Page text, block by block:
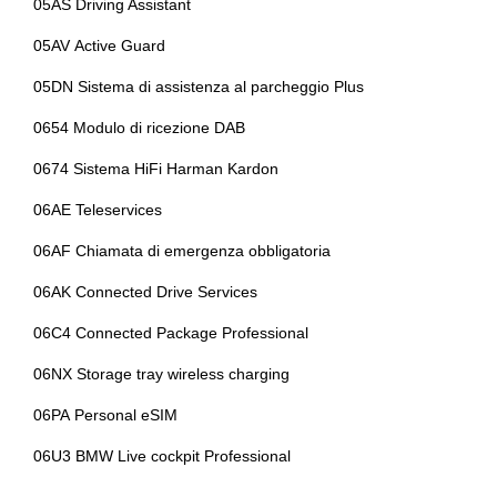
Personalizzazioni linea e stile
Poggiatesta anteriori regolabili
Portabicchiere
Fari automatici e sensore pioggia
Fari full led
automatic hold
Guida uso e manutenzione integrata e accessibile via control
05AS Driving Assistant
05AV Active Guard
05DN Sistema di assistenza al parcheggio Plus
0654 Modulo di ricezione DAB
0674 Sistema HiFi Harman Kardon
06AE Teleservices
06AF Chiamata di emergenza obbligatoria
06AK Connected Drive Services
06C4 Connected Package Professional
06NX Storage tray wireless charging
06PA Personal eSIM
06U3 BMW Live cockpit Professional